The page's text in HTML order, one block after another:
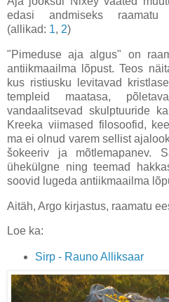
edasi andmiseks
(allikad: 1, 2)
"Pimeduse aja algus" on
antiikmaailma lõpust. Teos
kus ristiusku levitavad
templeid maatasa,
vandaalitsevad skulptuuride
Kreeka viimased filosoofid,
ma ei olnud varem sellist
šokeeriv ja mõtlemapanev.
ühekülgne ning teemad
soovid lugeda antiikmaailma
Aitäh, Argo kirjastus, raamatu
Loe ka:
Sirp - Rauno Alliksaar